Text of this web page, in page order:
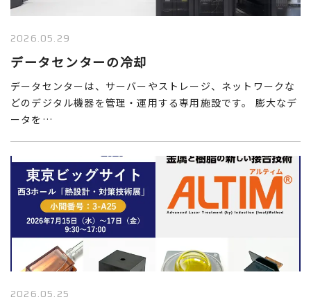
2026.05.29
データセンターの冷却
データセンターは、サーバーやストレージ、ネットワークな
どのデジタル機器を管理・運用する専用施設です。 膨大なデ
ータを…
2026.05.25